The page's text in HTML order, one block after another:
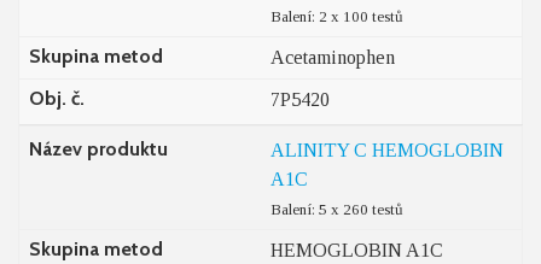
Balení: 2 x 100 testů
Skupina metod Acetaminophen
Obj. č. 7P5420
Název produktu
ALINITY C HEMOGLOBIN
A1C
Balení: 5 x 260 testů
Skupina metod HEMOGLOBIN A1C